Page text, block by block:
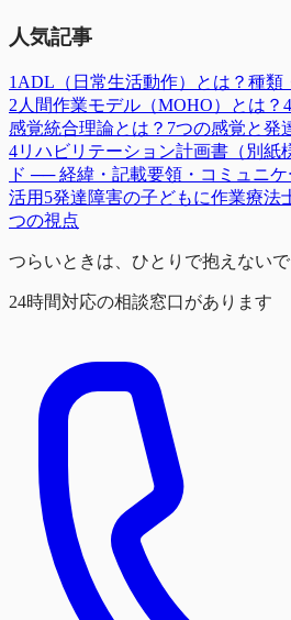
人気記事
1 ADL（日常生活動作）とは？種類
2 人間作業モデル（MOHO）とは？
感覚統合理論とは？7つの感覚と発
4リハビリテーション計画書（別紙
ド ── 経緯・記載要領・コミュニ
活用 5発達障害の子どもに作業療法
つの視点
つらいときは、ひとりで抱えない
24時間対応の相談窓口があります